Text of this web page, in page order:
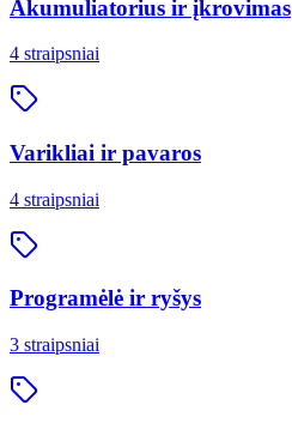
Akumuliatorius ir įkrovimas
4 straipsniai
Varikliai ir pavaros
4 straipsniai
Programėlė ir ryšys
3 straipsniai